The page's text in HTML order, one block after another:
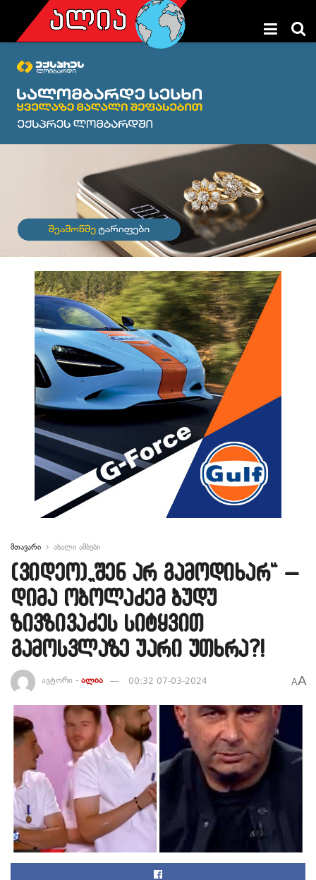
მთავარი ახალი ამბები
(ვიდეო)„შენ არ გამოდიხარ“ –
დიმა ობოლაძემ ბუდუ
ზივზივაძეს სიტყვით
გამოსვლაზე უარი უთხრა?!
ავტორი - ალია 00:32 07-03-2024 AA